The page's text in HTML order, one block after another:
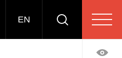
EN